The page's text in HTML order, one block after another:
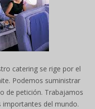
catering se rige por el
Podemos suministrar
de petición. Trabajamos
importantes del mundo.